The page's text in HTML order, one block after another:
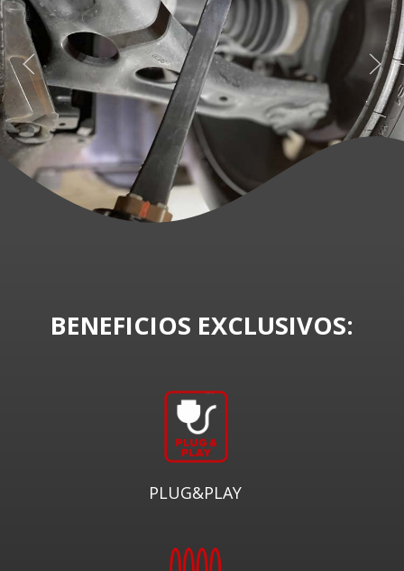
BENEFICIOS EXCLUSIVOS:
PLUG&PLAY